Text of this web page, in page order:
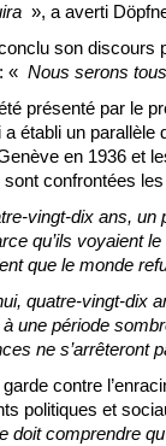
», a averti
son discours
« Nous serons
présenté par le
a établi un
en 1936 et
confrontées
vingt-dix ans, un
qu’ils voyaient
que le monde
quatre-vingt-dix
une période
ne s’arrêteront
contre
politiques et
doit comprendre